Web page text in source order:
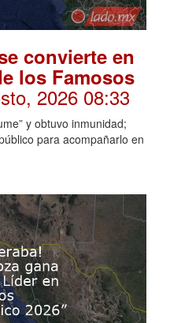
convierte en
los Famosos
2026 08:33
y obtuvo inmunidad;
para acompañarlo en